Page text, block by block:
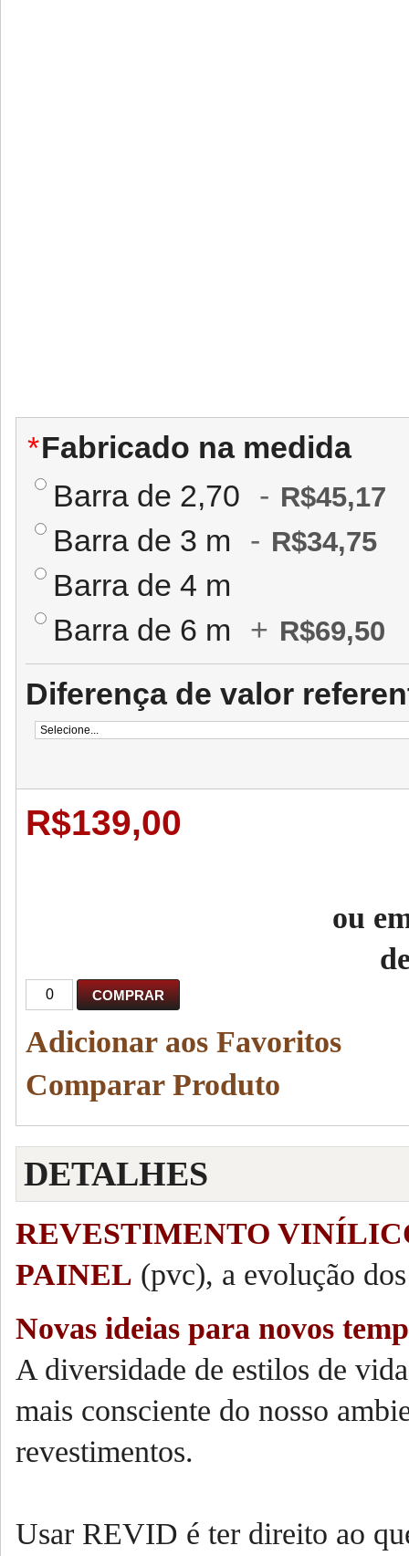
*Fabricado na medida
Barra de 2,70
- R$45,17
Barra de 3 m - R$34,75
Barra de 4 m
Barra de 6 m
+ R$69,50
Diferença de valor
R$139,00
ou
COMPRAR
Adicionar aos Favoritos
Comparar Produto
DETALHES
REVESTIMENTO
PAINEL (pvc), a evolução
Novas ideias para novos
A diversidade de estilos de
mais consciente do nosso
revestimentos.
Usar REVID é ter direito ao